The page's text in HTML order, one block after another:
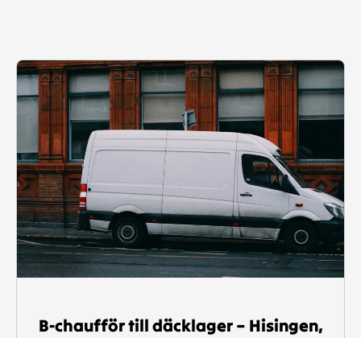
B-chaufför till däcklager – Hisingen,